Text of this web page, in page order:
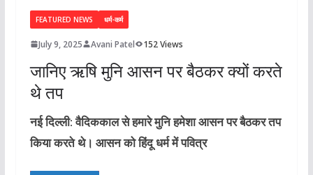
FEATURED NEWS धर्म-कर्म
July 9, 2025 Avani Patel 152 Views
जानिए ऋषि मुनि आसन पर बैठकर क्यों करते
थे तप
नई दिल्ली: वैदिककाल से हमारे मुनि हमेशा आसन पर बैठकर तप
किया करते थे। आसन को हिंदू धर्म में पवित्र